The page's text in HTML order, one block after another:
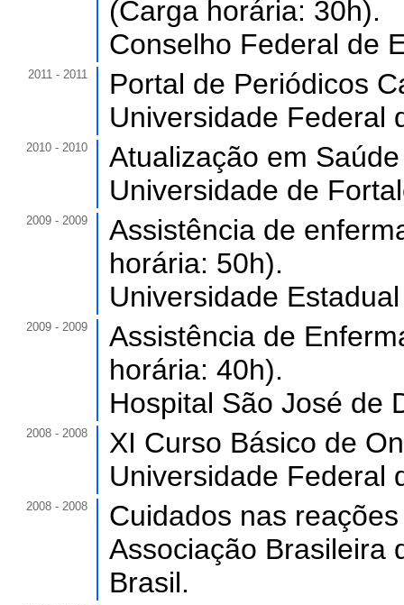
(Carga horária: 30h).
Conselho Federal de
2011 - 2011
Portal de Periódicos
Universidade Federal
2010 - 2010
Atualização em
Universidade de
2009 - 2009
Assistência de
horária: 50h).
Universidade
2009 - 2009
Assistência de
horária: 40h).
Hospital São José de
2008 - 2008
XI Curso Básico de
Universidade Federal
2008 - 2008
Cuidados nas
Associação Brasileira
Brasil.